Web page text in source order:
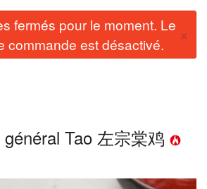
fermés pour le moment. Le
commande est désactivé.
×
Tao 左宗棠鸡